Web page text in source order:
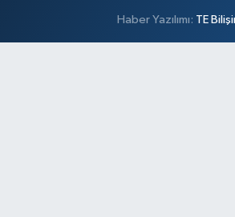
Haber Yazılımı: TE